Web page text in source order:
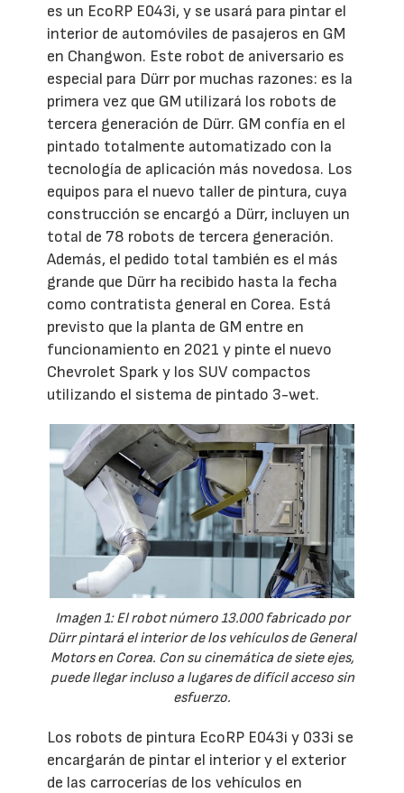
es un EcoRP E043i, y se usará para pintar el
interior de automóviles de pasajeros en GM
en Changwon. Este robot de aniversario es
especial para Dürr por muchas razones: es la
primera vez que GM utilizará los robots de
tercera generación de Dürr. GM confía en el
pintado totalmente automatizado con la
tecnología de aplicación más novedosa. Los
equipos para el nuevo taller de pintura, cuya
construcción se encargó a Dürr, incluyen un
total de 78 robots de tercera generación.
Además, el pedido total también es el más
grande que Dürr ha recibido hasta la fecha
como contratista general en Corea. Está
previsto que la planta de GM entre en
funcionamiento en 2021 y pinte el nuevo
Chevrolet Spark y los SUV compactos
utilizando el sistema de pintado 3-wet.
Imagen 1: El robot número 13.000 fabricado por
Dürr pintará el interior de los vehículos de General
Motors en Corea. Con su cinemática de siete ejes,
puede llegar incluso a lugares de difícil acceso sin
esfuerzo.
Los robots de pintura EcoRP E043i y 033i se
encargarán de pintar el interior y el exterior
de las carrocerías de los vehículos en